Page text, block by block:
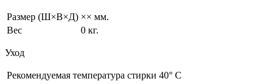
Размер (Ш×В×Д) ×× мм.
Вес
0 кг.
Уход
Рекомендуемая температура стирки 40° С